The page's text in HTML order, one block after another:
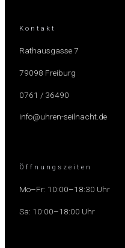
Kontakt
Rathausgasse 7
79098 Freiburg
0761 / 36490
info@uhren-seilnacht.de
Öffnungszeiten
Mo–Fr: 10:00–18:30 Uhr
Sa: 10:00–18:00 Uhr